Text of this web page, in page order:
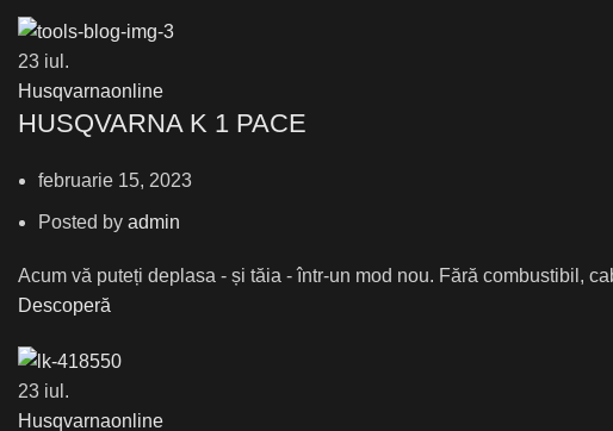
23 iul.
Husqvarnaonline
HUSQVARNA K 1 PACE
februarie 15, 2023
Posted by admin
Acum vă puteți deplasa - și tăia - într-un mod nou. Fără combustibil,
Descoperă
23 iul.
Husqvarnaonline